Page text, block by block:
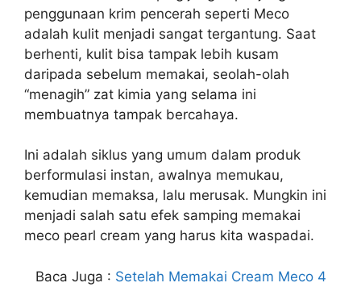
penggunaan krim pencerah seperti Meco
adalah kulit menjadi sangat tergantung. Saat
berhenti, kulit bisa tampak lebih kusam
daripada sebelum memakai, seolah-olah
“menagih” zat kimia yang selama ini
membuatnya tampak bercahaya.
Ini adalah siklus yang umum dalam produk
berformulasi instan, awalnya memukau,
kemudian memaksa, lalu merusak. Mungkin ini
menjadi salah satu efek samping memakai
meco pearl cream yang harus kita waspadai.
Baca Juga : Setelah Memakai Cream Meco 4